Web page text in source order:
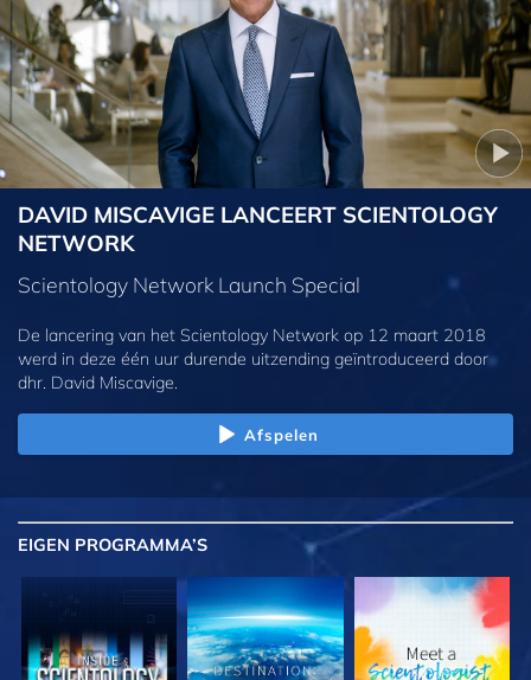
DAVID MISCAVIGE LANCEERT SCIENTOLOGY
NETWORK
Scientology Network Launch Special
De lancering van het Scientology Network op 12 maart 2018
werd in deze één uur durende uitzending geïntroduceerd door
dhr. David Miscavige.
Afspelen
EIGEN PROGRAMMA’S